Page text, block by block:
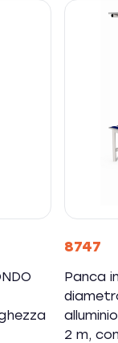
8747
Panca
2 m,